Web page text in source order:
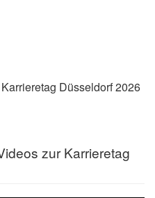
Düsseldorf 2026
zur Karrieretag